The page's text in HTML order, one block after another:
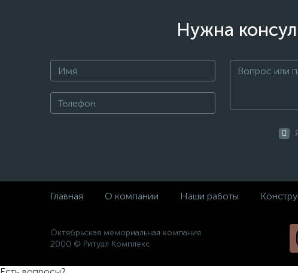
Нужна
Главная О компании Наши работы
Октябрьская мемориальная компания
2000 © Ритуал Комплекс